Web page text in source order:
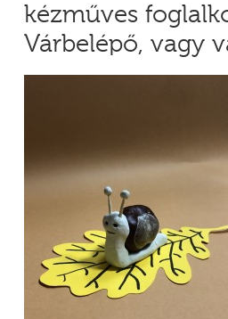
kézműves
Várbelépő, vagy